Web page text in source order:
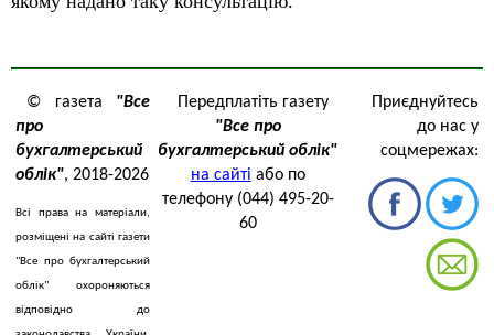
© газета "Все
про
бухгалтерський
облік", 2018-2026
Всі права на матеріали,
розміщені на сайті газети
"Все про бухгалтерський
облік" охороняються
відповідно до
Передплатіть газету
"Все про
бухгалтерський облік"
на сайті або по
телефону (044) 495-20-
60
Приєднуйтесь
до нас у
соцмережах: